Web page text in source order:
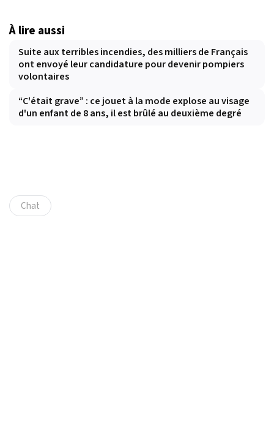
À lire aussi
Suite aux terribles incendies, des milliers de Français
ont envoyé leur candidature pour devenir pompiers
volontaires
“C'était grave” : ce jouet à la mode explose au visage
d'un enfant de 8 ans, il est brûlé au deuxième degré
Chat